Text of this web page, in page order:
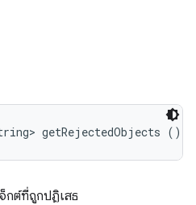
getRejectedObjects ()
กต์ที่ถูกปฏิเสธ